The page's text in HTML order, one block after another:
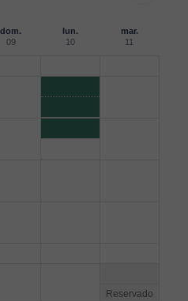
dom.
09
lun.
10
mar.
11
Reservado